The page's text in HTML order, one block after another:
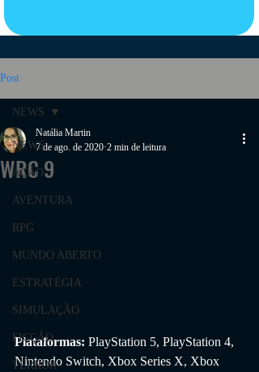
Post
NEWS
AÇÃO
AVENTURA
RPG
MUNDO ABERTO
ESTRATÉGIA
SIMULAÇÃO
FICÇÃO
TERROR
NEWS
WRC 9
Natália Martin
7 de ago. de 2020 2 min de leitura
Plataformas: PlayStation 5, PlayStation 4,
Nintendo Switch, Xbox Series X, Xbox